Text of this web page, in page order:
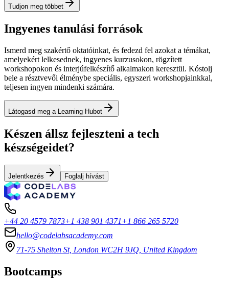
Tudjon meg többet
Ingyenes tanulási források
Ismerd meg szakértő oktatóinkat, és fedezd fel azokat a témákat,
amelyekért lelkesednek, ingyenes kurzusokon, rögzített
workshopokon és interjúfelkészítő alkalmakon keresztül. Kóstolj
bele a résztvevői élménybe speciális, egyszeri workshopjainkkal,
teljesen ingyen mindenki számára.
Látogasd meg a Learning Hubot
Készen állsz fejleszteni a tech
készségeidet?
Jelentkezés Foglalj hívást
+44 20 4579 7873+1 438 901 4371+1 866 265 5720
hello@codelabsacademy.com
71-75 Shelton St, London WC2H 9JQ, United Kingdom
Bootcamps